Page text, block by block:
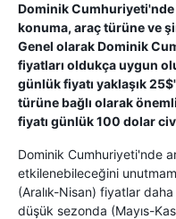
Dominik
konuma, araç türüne ve
Genel olarak Dominik
fiyatları oldukça uygun
günlük fiyatı yaklaşık
türüne bağlı olarak
fiyatı günlük 100 dolar
Dominik Cumhuriyeti'nde
etkilenebileceğini
(Aralık-Nisan) fiyatlar
düşük sezonda (Mayıs-